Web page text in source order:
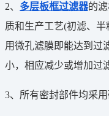
2、 多层板框过滤器的
质和生产工艺(初滤、
用微孔滤膜即能达到过
小，相应减少或增加过
3、所有密封部件均采